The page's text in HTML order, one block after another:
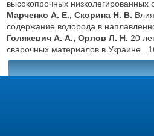
высокопрочных низколегированных
Марченко А. Е., Скорина Н. В.
содержание водорода в
Голякевич А. А., Орлов Л. Н. 20
сварочных материалов в